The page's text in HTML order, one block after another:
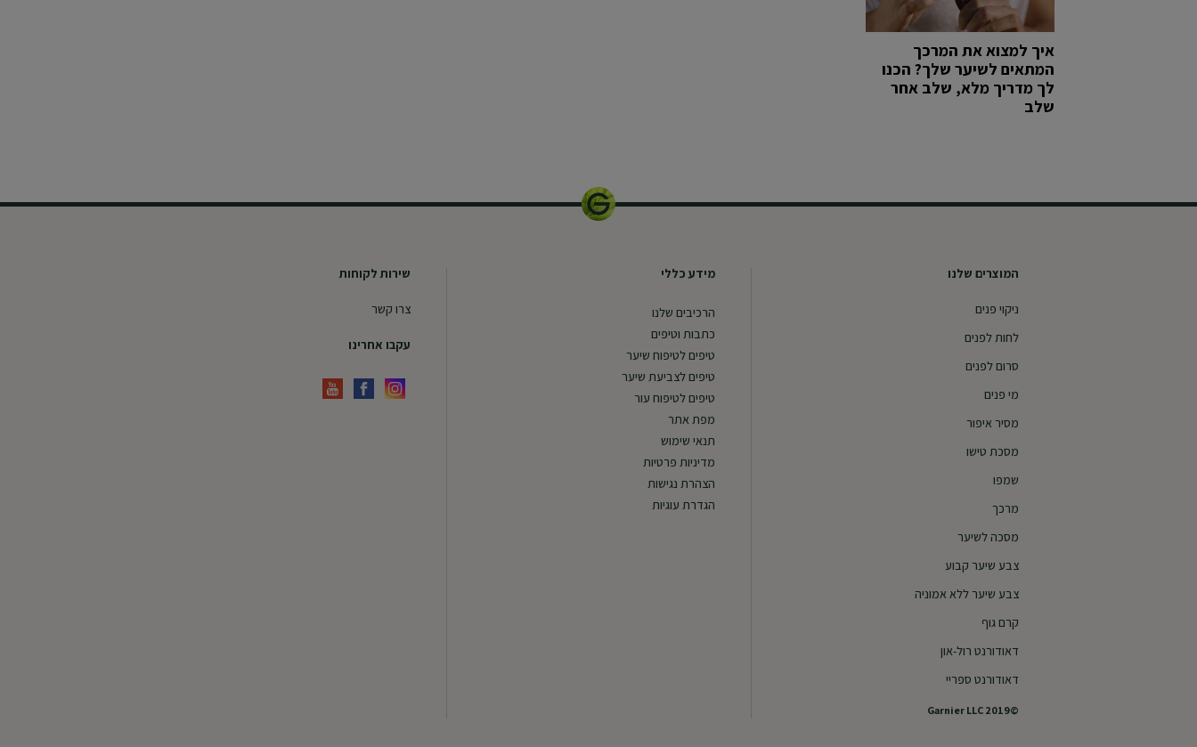
איך למצוא את המרכך
המתאים לשיער שלך? הכנו
לך מדריך מלא, שלב אחר
שלב
המוצרים שלנו
ניקוי פנים
לחות לפנים
סרום לפנים
מי פנים
מסיר איפור
מסכת טישו
שמפו
מרכך
מסכה לשיער
צבע שיער קבוע
צבע שיער ללא אמוניה
קרם גוף
דאודורנט רול-און
דאודורנט ספריי
©2019 Garnier LLC
מידע כללי
הרכיבים שלנו
כתבות וטיפים
טיפים לטיפוח שיער
טיפים לצביעת שיער
טיפים לטיפוח עור
מפת אתר
תנאי שימוש
מדיניות פרטיות
הצהרת נגישות
הגדרת עוגיות
שירות לקוחות
צרו קשר
עקבו אחרינו